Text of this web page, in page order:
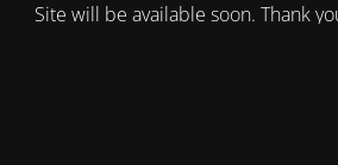
Site will be available soon. Thank